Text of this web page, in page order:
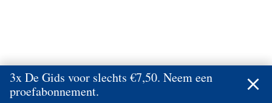
3x De Gids voor slechts €7,50. Neem een
proefabonnement.